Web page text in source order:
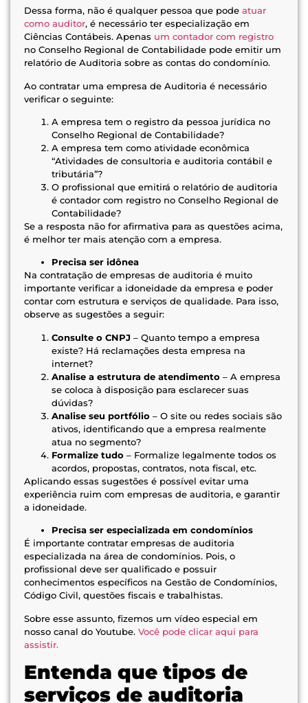
Dessa forma, não é qualquer pessoa que pode atuar
como auditor, é necessário ter especialização em
Ciências Contábeis. Apenas um contador com registro
no Conselho Regional de Contabilidade pode emitir um
relatório de Auditoria sobre as contas do condomínio.
Ao contratar uma empresa de Auditoria é necessário
verificar o seguinte:
A empresa tem o registro da pessoa jurídica no
Conselho Regional de Contabilidade?
A empresa tem como atividade econômica
“Atividades de consultoria e auditoria contábil e
tributária”?
O profissional que emitirá o relatório de auditoria
é contador com registro no Conselho Regional de
Contabilidade?
Se a resposta não for afirmativa para as questões acima,
é melhor ter mais atenção com a empresa.
Precisa ser idônea
Na contratação de empresas de auditoria é muito
importante verificar a idoneidade da empresa e poder
contar com estrutura e serviços de qualidade. Para isso,
observe as sugestões a seguir:
Consulte o CNPJ – Quanto tempo a empresa
existe? Há reclamações desta empresa na
internet?
Analise a estrutura de atendimento – A empresa
se coloca à disposição para esclarecer suas
dúvidas?
Analise seu portfólio – O site ou redes sociais são
ativos, identificando que a empresa realmente
atua no segmento?
Formalize tudo – Formalize legalmente todos os
acordos, propostas, contratos, nota fiscal, etc.
Aplicando essas sugestões é possível evitar uma
experiência ruim com empresas de auditoria, e garantir
a idoneidade.
Precisa ser especializada em condomínios
É importante contratar empresas de auditoria
especializada na área de condomínios. Pois, o
profissional deve ser qualificado e possuir
conhecimentos específicos na Gestão de Condomínios,
Código Civil, questões fiscais e trabalhistas.
Sobre esse assunto, fizemos um vídeo especial em
nosso canal do Youtube. Você pode clicar aqui para
assistir.
Entenda que tipos de
serviços de auditoria